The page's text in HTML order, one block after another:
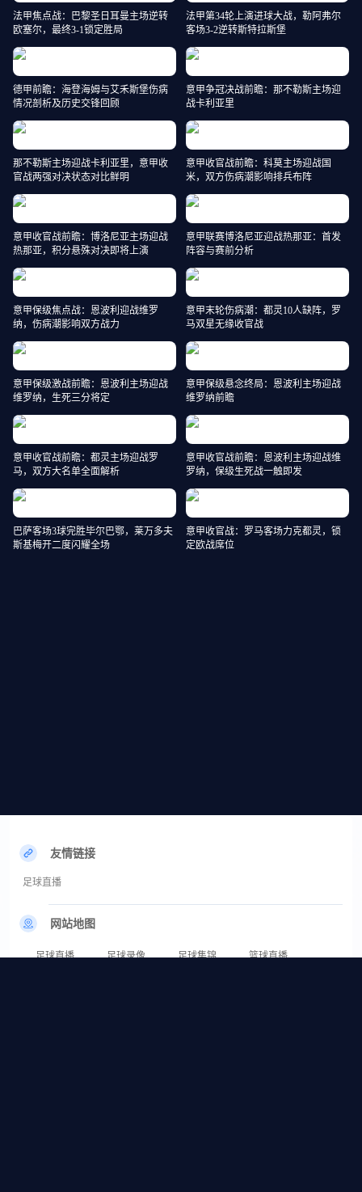
法甲焦点战：巴黎圣日耳曼主场逆转
欧塞尔，最终3-1锁定胜局
法甲第34轮上演进球大战，勒阿弗尔
客场3-2逆转斯特拉斯堡
德甲前瞻：海登海姆与艾禾斯堡伤病
情况剖析及历史交锋回顾
意甲争冠决战前瞻：那不勒斯主场迎
战卡利亚里
那不勒斯主场迎战卡利亚里，意甲收
官战两强对决状态对比鲜明
意甲收官战前瞻：科莫主场迎战国
米，双方伤病潮影响排兵布阵
意甲收官战前瞻：博洛尼亚主场迎战
热那亚，积分悬殊对决即将上演
意甲联赛博洛尼亚迎战热那亚：首发
阵容与赛前分析
意甲保级焦点战：恩波利迎战维罗
纳，伤病潮影响双方战力
意甲末轮伤病潮：都灵10人缺阵，罗
马双星无缘收官战
意甲保级激战前瞻：恩波利主场迎战
维罗纳，生死三分将定
意甲保级悬念终局：恩波利主场迎战
维罗纳前瞻
意甲收官战前瞻：都灵主场迎战罗
马，双方大名单全面解析
意甲收官战前瞻：恩波利主场迎战维
罗纳，保级生死战一触即发
巴萨客场3球完胜毕尔巴鄂，莱万多夫
斯基梅开二度闪耀全场
意甲收官战：罗马客场力克都灵，锁
定欧战席位
友情链接
足球直播
网站地图
足球直播 足球录像 足球集锦 篮球直播